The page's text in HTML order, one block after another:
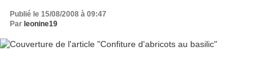
Publié le 15/08/2008 à 09:47
Par leonine19